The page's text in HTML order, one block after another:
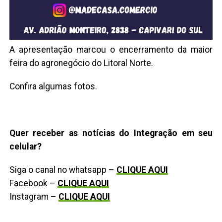
A apresentação marcou o encerramento da maior
feira do agronegócio do Litoral Norte.
Confira algumas fotos.
Quer receber as notícias do Integração em seu
celular?
Siga o canal no whatsapp – CLIQUE AQUI
Facebook – CLIQUE AQUI
Instagram – CLIQUE AQUI